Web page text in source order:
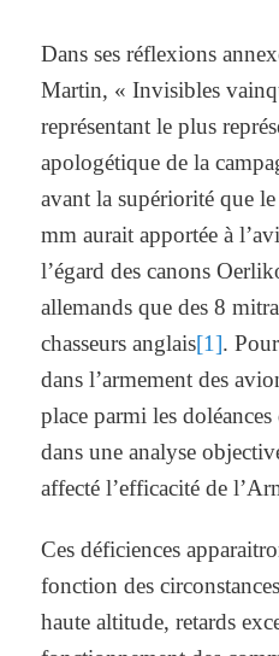
Dans ses réflexions
Martin, « Invisibles
représentant le plus
apologétique de la
avant la supériorité que
mm aurait apportée à
l’égard des canons
allemands que des 8
chasseurs anglais[1].
dans l’armement des
place parmi les
dans une analyse
affecté l’efficacité de
Ces déficiences
fonction des
haute altitude, retards